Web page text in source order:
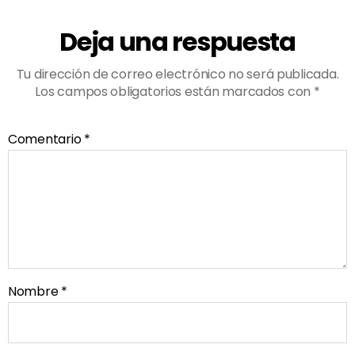
Deja una respuesta
Tu dirección de correo electrónico no será publicada.
Los campos obligatorios están marcados con *
Comentario*
Nombre*